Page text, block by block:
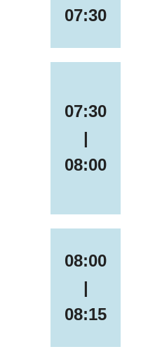
07:30
07:30
|
08:00
08:00
|
08:15